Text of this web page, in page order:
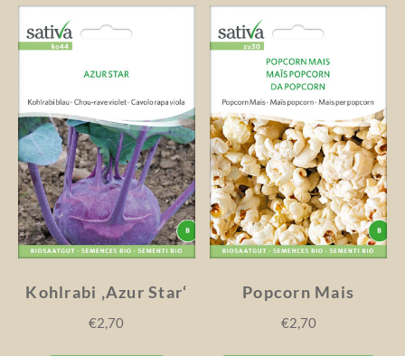
Kohlrabi ‚Azur Star‘
€2,70
Popcorn Mais
€2,70